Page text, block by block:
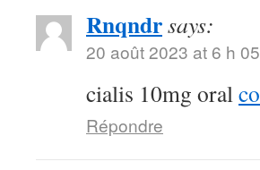
Rnqndrsays:
20 août 2023 at 6 h
cialis 10mg oral
Répondre